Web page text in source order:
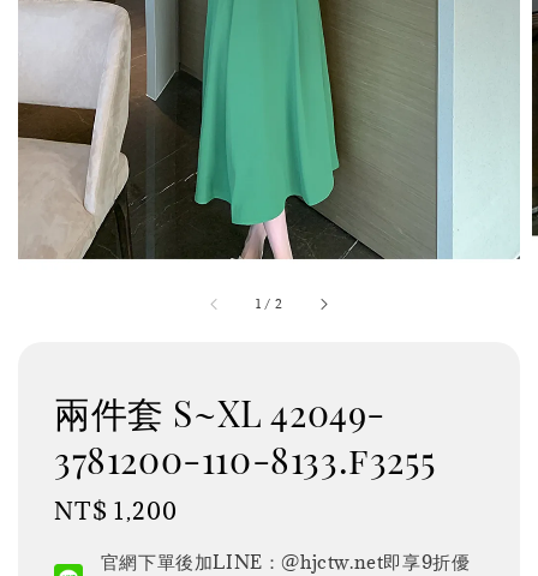
1 / 2
兩件套 S~XL 42049-
3781200-110-8133.f3255
Regular
NT$ 1,200
官網下單後加LINE：@hjctw.net即享9折優